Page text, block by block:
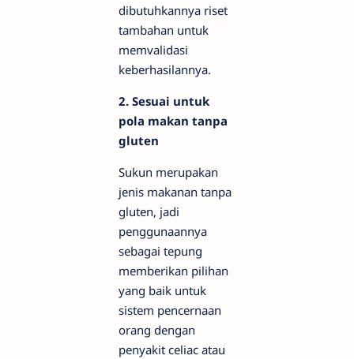
dibutuhkannya riset
tambahan untuk
memvalidasi
keberhasilannya.
2. Sesuai untuk
pola makan tanpa
gluten
Sukun merupakan
jenis makanan tanpa
gluten, jadi
penggunaannya
sebagai tepung
memberikan pilihan
yang baik untuk
sistem pencernaan
orang dengan
penyakit celiac atau